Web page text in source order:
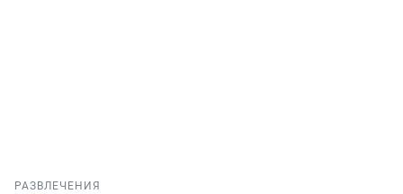
РАЗВЛЕЧЕНИЯ